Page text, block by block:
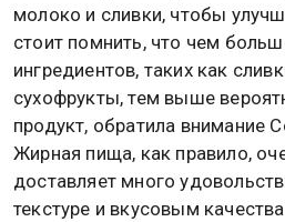
молоко и сливки, чтобы
стоит помнить, что чем
ингредиентов, таких как
сухофрукты, тем выше
продукт, обратила внимание
Жирная пища, как правило,
доставляет много
текстуре и вкусовым